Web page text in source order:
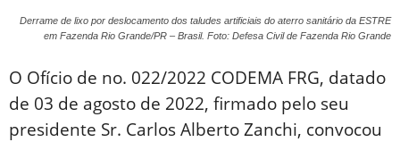
Derrame de lixo por deslocamento dos taludes artificiais do aterro sanitário da ESTRE
em Fazenda Rio Grande/PR – Brasil. Foto: Defesa Civil de Fazenda Rio Grande
O Ofício de no. 022/2022 CODEMA FRG, datado
de 03 de agosto de 2022, firmado pelo seu
presidente Sr. Carlos Alberto Zanchi, convocou